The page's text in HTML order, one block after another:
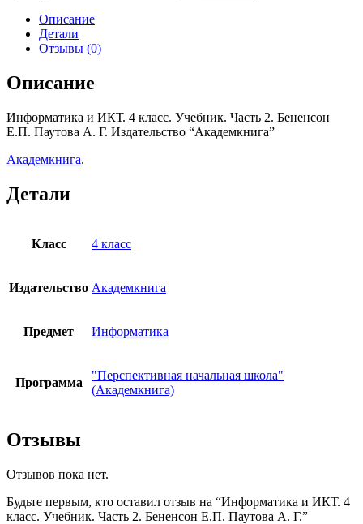
ИКТ.
4
класс.
2.
Е.П.
Паутова
Г.
Описание
Детали
Отзывы (0)
Описание
Информатика и ИКТ. 4 класс. Учебник. Часть 2. Бененсон
Е.П. Паутова А. Г. Издательство “Академкнига”
Академкнига.
Детали
Класс 4 класс
Издательство Академкнига
Предмет Информатика
Программа
"Перспективная начальная школа"
(Академкнига)
Отзывы
Отзывов пока нет.
Будьте первым, кто оставил отзыв на “Информатика и ИКТ. 4
класс. Учебник. Часть 2. Бененсон Е.П. Паутова А. Г.”